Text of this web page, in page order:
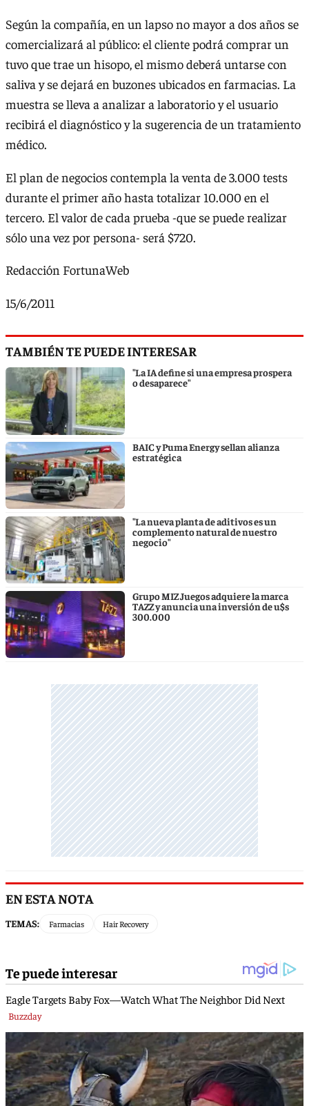
Según la compañía, en un lapso no mayor a dos años se
comercializará al público: el cliente podrá comprar un
tuvo que trae un hisopo, el mismo deberá untarse con
saliva y se dejará en buzones ubicados en farmacias. La
muestra se lleva a analizar a laboratorio y el usuario
recibirá el diagnóstico y la sugerencia de un tratamiento
médico.
El plan de negocios contempla la venta de 3.000 tests
durante el primer año hasta totalizar 10.000 en el
tercero. El valor de cada prueba -que se puede realizar
sólo una vez por persona- será $720.
Redacción FortunaWeb
15/6/2011
TAMBIÉN TE PUEDE INTERESAR
"La IA define si una empresa prospera
o desaparece"
BAIC y Puma Energy sellan alianza
estratégica
"La nueva planta de aditivos es un
complemento natural de nuestro
negocio"
Grupo MIZ Juegos adquiere la marca
TAZZ y anuncia una inversión de u$s
300.000
EN ESTA NOTA
TEMAS: Farmacias Hair Recovery